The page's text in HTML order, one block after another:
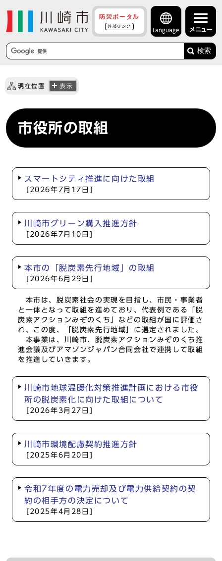
防災ポータル
外部リンク
Language メニュー
検索
現在位置 表示
市役所の取組
スマートシティ推進に向けた取組
[2026年7月17日]
川崎市グリーン購入推進方針
[2026年7月10日]
本市の「脱炭素先行地域」の取組
[2026年6月29日]
本市は、脱炭素社会の実現を目指し、市民・事業者
と一体となって取組を進めており、代表例である「脱
炭素アクションみぞのくち」などの取組が国に評価さ
れ、この度、「脱炭素先行地域」に選定されました。
本事業は、川崎市、脱炭素アクションみぞのくち推
進会議及びアマゾンジャパン合同会社で連携して取組
を推進していきます。
川崎市地球温暖化対策推進計画における市役
所の脱炭素化に向けた取組について
[2026年3月27日]
川崎市環境配慮契約推進方針
[2025年6月20日]
令和7年度の電力売却及び電力供給契約の契
約の相手方の決定について
[2025年4月28日]